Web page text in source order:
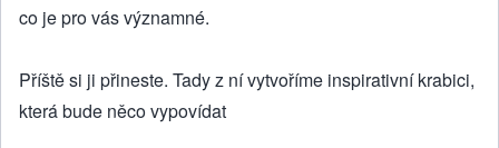
co je pro vás významné.
Příště si ji přineste. Tady z ní vytvoříme inspirativní krabici,
která bude něco vypovídat